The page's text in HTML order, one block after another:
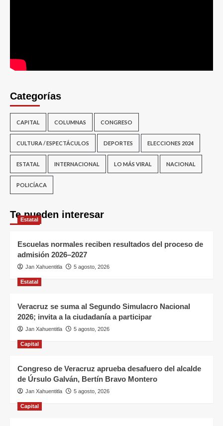
Categorías
CAPITAL COLUMNAS CONGRESO
CULTURA / ESPECTÁCULOS DEPORTES ELECCIONES 2024
ESTATAL INTERNACIONAL LO MÁS VIRAL NACIONAL
POLICÍACA
Te pueden interesar
Estatal
Escuelas normales reciben resultados del proceso de
admisión 2026–2027
Jan Xahuentitla 5 agosto, 2026
Estatal
Veracruz se suma al Segundo Simulacro Nacional
2026; invita a la ciudadanía a participar
Jan Xahuentitla 5 agosto, 2026
Capital
Congreso de Veracruz aprueba desafuero del alcalde
de Úrsulo Galván, Bertín Bravo Montero
Jan Xahuentitla 5 agosto, 2026
Capital